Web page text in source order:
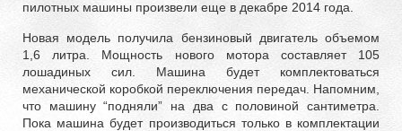
пилотных машины произвели еще в декабре 2014 года.
Новая модель получила бензиновый двигатель объемом
1,6 литра. Мощность нового мотора составляет 105
лошадиных сил. Машина будет комплектоваться
механической коробкой переключения передач. Напомним,
что машину “подняли” на два с половиной сантиметра.
Пока машина будет производиться только в комплектации